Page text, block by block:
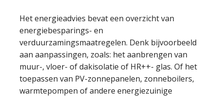
Het energieadvies bevat een overzicht van
energiebesparings- en
verduurzamingsmaatregelen. Denk bijvoorbeeld
aan aanpassingen, zoals: het aanbrengen van
muur-, vloer- of dakisolatie of HR++- glas. Of het
toepassen van PV-zonnepanelen, zonneboilers,
warmtepompen of andere energiezuinige